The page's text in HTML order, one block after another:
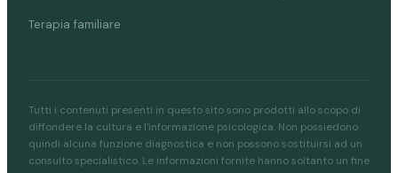
Terapia familiare
Tutti i contenuti presenti in questo sito sono prodotti allo scopo di
diffondere la cultura e l'informazione psicologica. Non possiedono
quindi alcuna funzione diagnostica e non possono sostituirsi ad un
consulto specialistico. Le informazioni fornite hanno soltanto un fine